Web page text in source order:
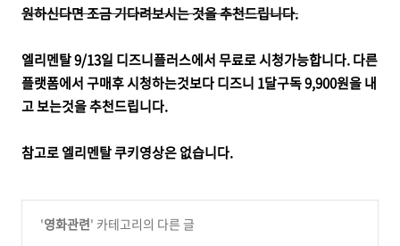
원하신다면 조금 기다려보시는 것을 추천드립니다.
엘리멘탈 9/13일 디즈니플러스에서 무료로 시청가능합니다. 다른
플랫폼에서 구매후 시청하는것보다 디즈니 1달구독 9,900원을 내
고 보는것을 추천드립니다.
참고로 엘리멘탈 쿠키영상은 없습니다.
'영화관련' 카테고리의 다른 글